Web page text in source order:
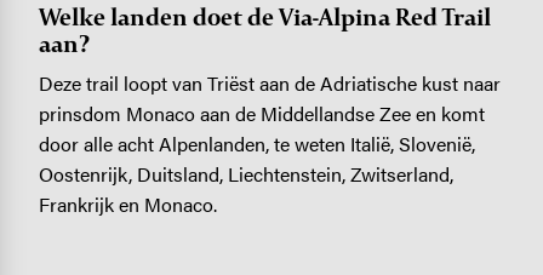
Welke landen doet de Via-Alpina Red Trail
aan?
Deze trail loopt van Triëst aan de Adriatische kust naar
prinsdom Monaco aan de Middellandse Zee en komt
door alle acht Alpenlanden, te weten Italië, Slovenië,
Oostenrijk, Duitsland, Liechtenstein, Zwitserland,
Frankrijk en Monaco.